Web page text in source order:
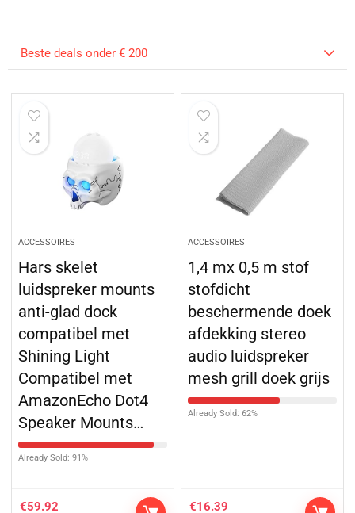
Beste deals onder € 200
ACCESSOIRES
Hars skelet
luidspreker mounts
anti-glad dock
compatibel met
Shining Light
Compatibel met
AmazonEcho Dot4
Speaker Mounts…
Already Sold: 91%
€59.92
ACCESSOIRES
1,4 mx 0,5 m stof
stofdicht
beschermende doek
afdekking stereo
audio luidspreker
mesh grill doek grijs
Already Sold: 62%
€16.39